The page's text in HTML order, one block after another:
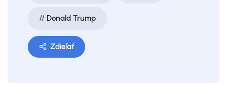
Donald Trump
Zdieľať